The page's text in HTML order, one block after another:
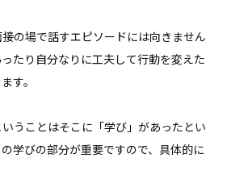
の場で話すエピソードには向きません
たり自分なりに工夫して行動を変えた
す。
うことはそこに「学び」があったとい
学びの部分が重要ですので、具体的に